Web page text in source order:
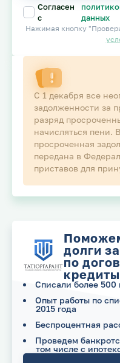
Согласен
с
данных
Нажимая кнопку
С 1 декабря все
задолженности за
разряд
начисляться пени.
просроченная
передана в
приставов для
долги
по
Списали более 500
Опыт работы по
2015 года
Беспроцентная
Проведем
том числе с